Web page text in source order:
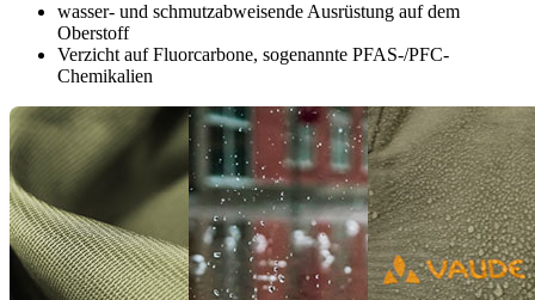
wasser- und schmutzabweisende Ausrüstung auf dem
Oberstoff
Verzicht auf Fluorcarbone, sogenannte PFAS-/PFC-
Chemikalien